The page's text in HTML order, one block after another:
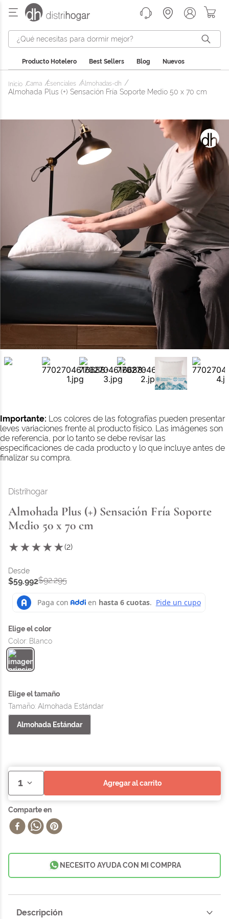
¿Qué necesitas para dormir mejor?
Producto Hotelero Best Sellers Blog Nuevos
Cama Esenciales Almohadas-dh
Almohada Plus (+) Sensación Fría Soporte Medio 50 x 70 cm
Importante: Los colores de las fotografías pueden presentar
leves variaciones frente al producto físico. Las imágenes son
de referencia, por lo tanto se debe revisar las
especificaciones de cada producto y lo que incluye antes de
finalizar su compra.
Distrihogar
Almohada Plus (+) Sensación Fría Soporte
Medio 50 x 70 cm
★★★★★(2)
$59.992$92.295
Color: Blanco
Tamaño: Almohada Estándar
Almohada Estándar
1 agregar al carrito
NECESITO AYUDA CON MI COMPRA
Descripción